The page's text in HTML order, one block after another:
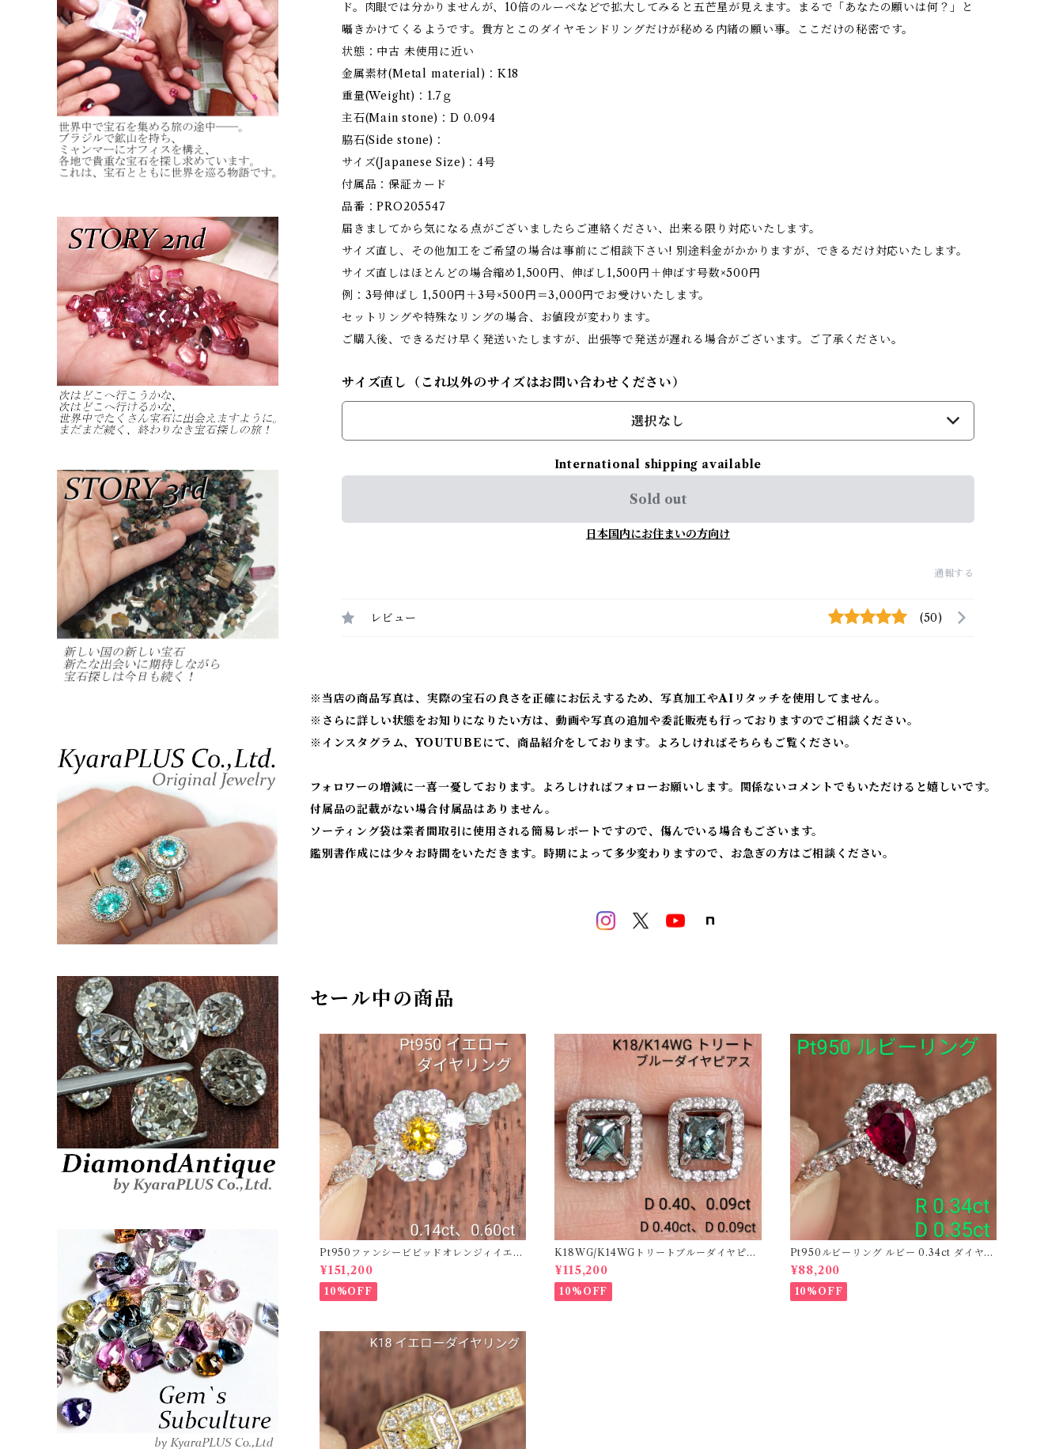
ド。肉眼では分かりませんが、10倍のルーペなどで拡大してみると五芒星が見えます。まるで「あなたの願いは何？」と
囁きかけてくるようです。貴方とこのダイヤモンドリングだけが秘める内緒の願い事。ここだけの秘密です。
状態：中古 未使用に近い
金属素材(Metal material)：K18
重量(Weight)：1.7ｇ
主石(Main stone)：D 0.094
脇石(Side stone)：
サイズ(Japanese Size)：4号
付属品：保証カード
品番：PRO205547
届きましてから気になる点がございましたらご連絡ください、出来る限り対応いたします。
サイズ直し、その他加工をご希望の場合は事前にご相談下さい! 別途料金がかかりますが、できるだけ対応いたします。
サイズ直しはほとんどの場合縮め1,500円、伸ばし1,500円＋伸ばす号数×500円
例：3号伸ばし 1,500円＋3号×500円＝3,000円でお受けいたします。
セットリングや特殊なリングの場合、お値段が変わります。
ご購入後、できるだけ早く発送いたしますが、出張等で発送が遅れる場合がございます。ご了承ください。
サイズ直し（これ以外のサイズはお問い合わせください）
選択なし
International shipping available
Sold out
日本国内にお住まいの方向け
通報する
レビュー (50)
※当店の商品写真は、実際の宝石の良さを正確にお伝えするため、写真加工やAIリタッチを使用してません。
※ さらに詳しい状態をお知りになりたい方は、動画や写真の追加や委託販売も行っておりますのでご相談ください。
※ インスタグラム、YOUTUBEにて、商品紹介をしております。よろしければそちらもご覧ください。
フォロワーの増減に一喜一憂しております。よろしければフォローお願いします。関係ないコメントでもいただけると嬉しいです。
付属品の記載がない場合付属品はありません。
ソーティング袋は業者間取引に使用される簡易レポートですので、傷んでいる場合もございます。
鑑別書作成には少々お時間をいただきます。時期によって多少変わりますので、お急ぎの方はご相談ください。
セール中の商品
Pt950ファンシービビッドオレンジィイエロ
ーダイヤリング D 0.144ct D 0.60ct【PRO
208782】
¥151,200
10%OFF
K18WG/K14WGトリートブルーダイヤピア
ス 【PRO208939】
¥115,200
10%OFF
Pt950ルビーリング ルビー 0.34ct ダイヤモ
ンド 0.35ct【PRO206885】
¥88,200
10%OFF